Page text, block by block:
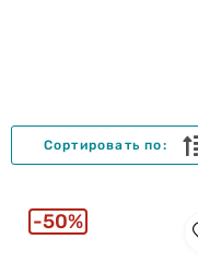
Сортировать по:
50%